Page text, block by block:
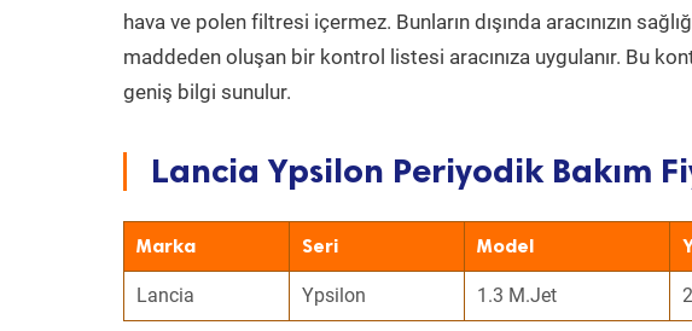
hava ve polen filtresi içermez. Bunların dışında aracınızın
maddeden oluşan bir kontrol listesi aracınıza uygulanır. Bu
geniş bilgi sunulur.
Lancia Ypsilon Periyodik Bakım
Marka Seri Model
Lancia Ypsilon 1.3 M.Jet